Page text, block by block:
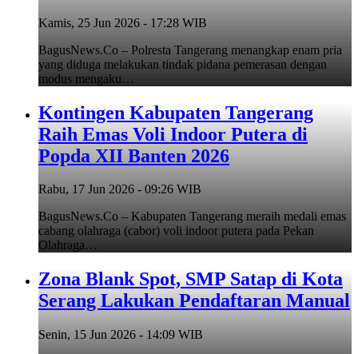
Kamis, 25 Jun 2026 - 17:28 WIB
BagusNews.Co – Polresta Tangerang menangkap enam pria
yang diduga melakukan tindak pidana pemerasan dengan
modus mengaku…
Kontingen Kabupaten Tangerang
Raih Emas Voli Indoor Putera di
Popda XII Banten 2026
Rabu, 17 Jun 2026 - 09:26 WIB
BagusNews.Co – Kabupaten Tangerang meraih medali emas
cabang olahraga (cabor) voli indoor putera pada Pekan
Olahraga…
Zona Blank Spot, SMP Satap di Kota
Serang Lakukan Pendaftaran Manual
Senin, 15 Jun 2026 - 14:09 WIB